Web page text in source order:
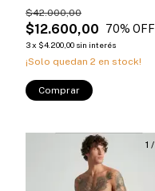
$12.600,00
$42.000,00
70% OFF
3x $4.200,00 sin interés
¡Solo quedan 2 en stock!
Comprar
1 /